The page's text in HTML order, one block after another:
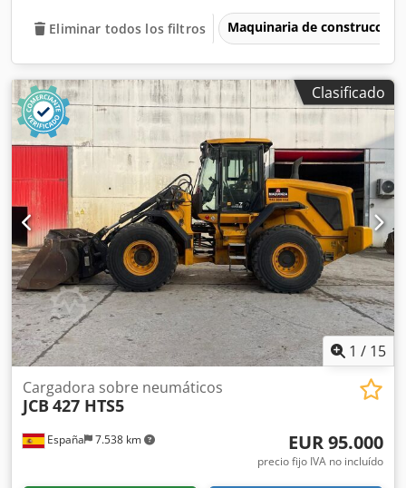
Eliminar todos los filtros Maquinaria de construcción
Clasificado
1 / 15
España 7.538 km
Cargadora sobre neumáticos
JCB 427 HTS5
EUR 95.000
precio fijo IVA no incluído